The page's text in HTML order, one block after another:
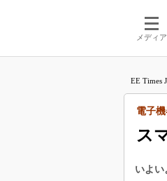
メディア
EE Times
ス
電子
いよい